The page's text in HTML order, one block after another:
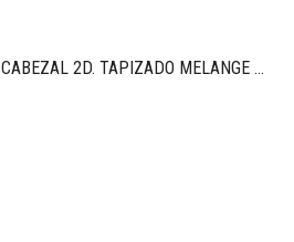
SILLA MOD. STAY C/B Y CABEZAL 2D. TAPIZADO MELANGE AZUL